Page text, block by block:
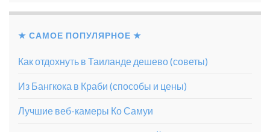
★ САМОЕ ПОПУЛЯРНОЕ ★
Как отдохнуть в Таиланде дешево (советы)
Из Бангкока в Краби (способы и цены)
Лучшие веб-камеры Ко Самуи